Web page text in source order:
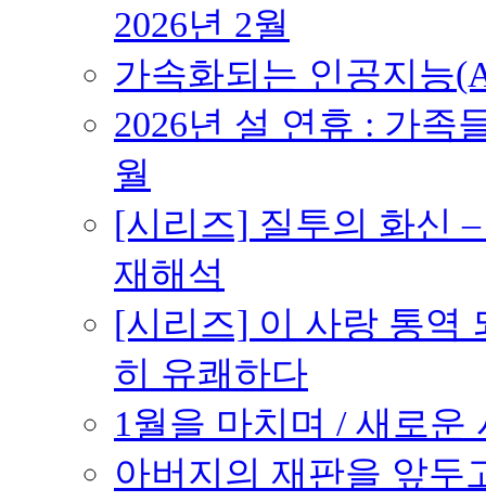
2026년 2월
가속화되는 인공지능
2026년 설 연휴 : 가족
월
[시리즈] 질투의 화신
재해석
[시리즈] 이 사랑 통역
히 유쾌하다
1월을 마치며 / 새로운
아버지의 재판을 앞두